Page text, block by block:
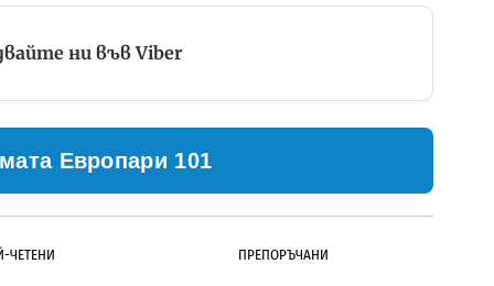
ни във Viber
Европари 101
ЧЕТЕНИ ПРЕПОРЪЧАНИ